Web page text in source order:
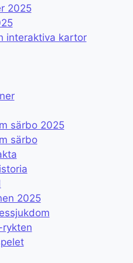
2025
interaktiva kartor
särbo 2025
särbo
2025
rykten